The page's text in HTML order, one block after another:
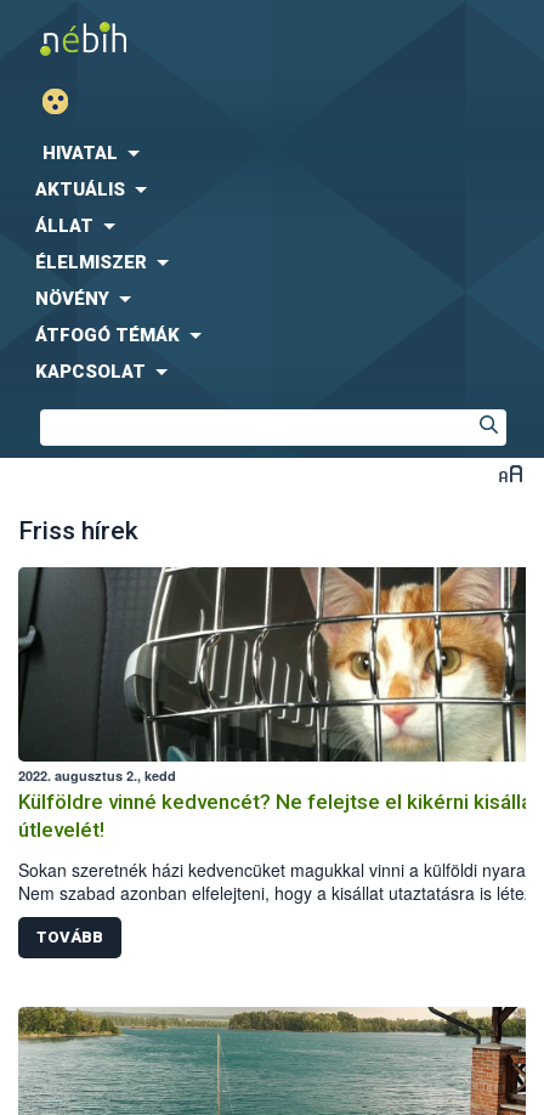
HIVATAL
AKTUÁLIS
ÁLLAT
ÉLELMISZER
NÖVÉNY
ÁTFOGÓ TÉMÁK
KAPCSOLAT
Friss hírek
2022. augusztus 2., kedd
Külföldre vinné kedvencét? Ne felejtse el kikérni
útlevelét!
Sokan szeretnék házi kedvencüket magukkal vinni a külföldi
Nem szabad azonban elfelejteni, hogy a kisállat utaztatásra is
egységes Európai Uniós szabályok, a különböző országok pedig
speciális feltételeket is előírhatnak. A Nemzeti Élelmiszerlánc-
Hivatal összegyűjtötte a legfontosabb tudnivalókat a kutyák,
TOVÁBB